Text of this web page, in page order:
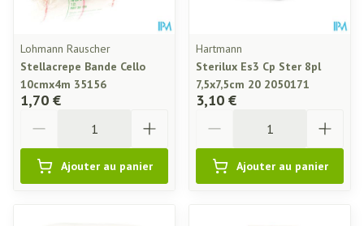
Lohmann Rauscher
Stellacrepe Bande Cello
10cmx4m 35156
1,70 €
Ajouter au panier
Hartmann
Sterilux Es3 Cp Ster 8pl
7,5x7,5cm 20 2050171
3,10 €
Ajouter au panier